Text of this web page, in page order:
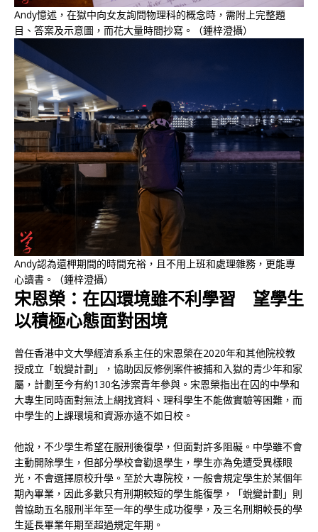
Andy憶述，在獄中向女友詢問物理科的概念時，需附上完整題
目、答案及示意圖，而花大量時間抄寫。（鍾梓澄攝）
Andy認為還柙期間的時間充裕，且不用上班和處理雜務，更能專
心讀書。（鍾梓澄攝）
宋恩榮：在囚環境雖不利學習 望學生
以積極心態面對困境
曾任香港中文大學經濟系系主任的宋恩榮在2020年和其他院校教
授成立「蛻變計劃」，協助因反修例案件被捕和入獄的青少年和家
屬，計劃至今有約130名涉案青年參與。宋恩榮指出在囚的中學和
大專生同時面對無法上網找資料、理科學生不能做實驗等困難，而
中學生的上課環境和資源亦遠不如日校。
他說，不少學生希望在服刑後復學，但面對許多阻礙。中學雖不會
主動開除學生，但部分學校會勸退學生，學生亦為免遭受異樣眼
光，不會選擇原校升學。至於大專院校，一般會規定學生於某個年
期內畢業，因此多數只有刑期較短的學生能復學，「蛻變計劃」則
曾協助五名服刑半年至一年的學生成功復學，及三名刑期較長的學
生延長畢業年期至超過規定年期。